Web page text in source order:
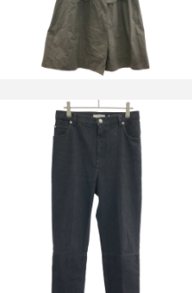
セリーヌ フィービーファイロ ロールア
ップデザインデニムパンツ 2
1V89/523B
詳しく見る